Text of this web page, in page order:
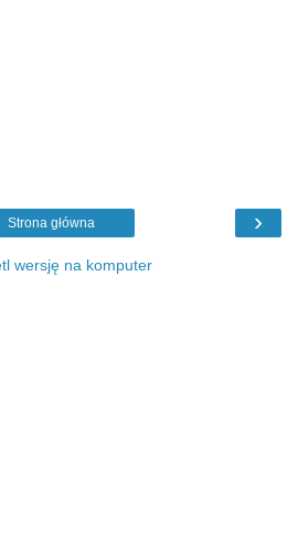
›
Strona główna
wersję na komputer